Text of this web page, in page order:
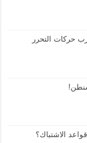
حركات التحرر
الاشتباك؟